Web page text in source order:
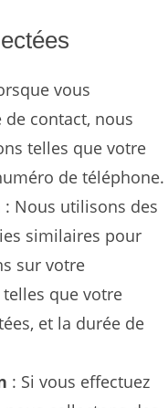
vous
contact, nous
telles que votre
de téléphone.
: Nous utilisons des
similaires pour
sur votre
que votre
et la durée de
: Si vous effectuez